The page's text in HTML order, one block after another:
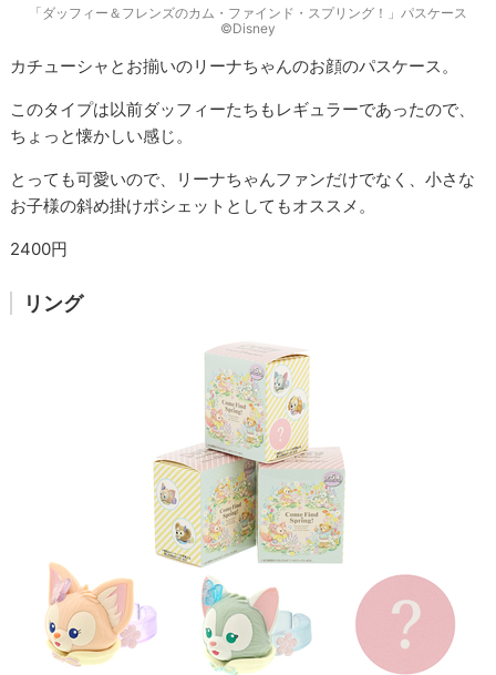
「ダッフィー＆フレンズのカム・ファインド・スプリング！」パスケース
©Disney
カチューシャとお揃いのリーナちゃんのお顔のパスケース。
このタイプは以前ダッフィーたちもレギュラーであったので、
ちょっと懐かしい感じ。
とっても可愛いので、リーナちゃんファンだけでなく、小さな
お子様の斜め掛けポシェットとしてもオススメ。
2400円
リング